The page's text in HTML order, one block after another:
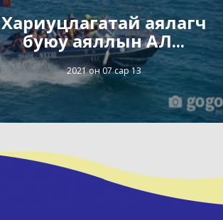
Хариуцлагатай аялагч
буюу аяллын АЛ...
2021 он 07 сар 13